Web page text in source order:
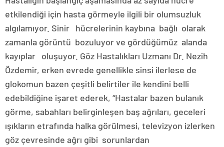
etkilendiği için hasta görmeyle ilgili bir olumsuzluk
algılamıyor. Sinir hücrelerinin kaybına bağlı olarak
zamanla görüntü bozuluyor ve gördüğümüz alanda
kayıplar oluşuyor. Göz Hastalıkları Uzmanı Dr. Nezih
Özdemir, erken evrede genellikle sinsi ilerlese de
glokomun bazen çeşitli belirtiler ile kendini belli
edebildiğine işaret ederek, “Hastalar bazen bulanık
görme, sabahları belirginleşen baş ağrıları, geceleri
ışıkların etrafında halka görülmesi, televizyon izlerken
göz çevresinde ağrı gibi sorunlardan